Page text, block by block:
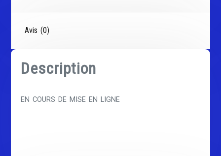
Avis (0)
Description
EN COURS DE MISE EN LIGNE